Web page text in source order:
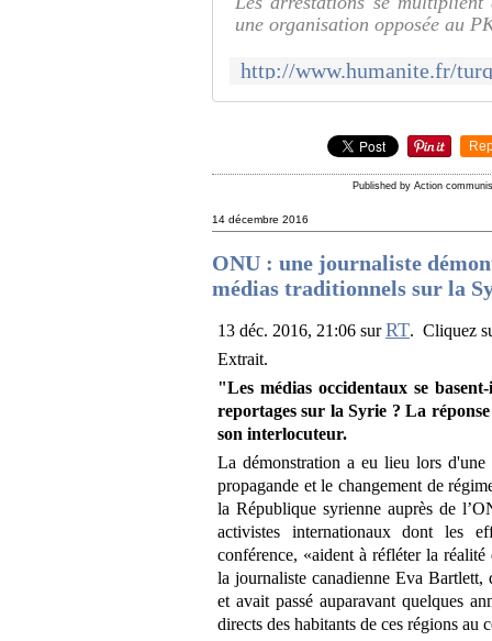
une organisation opposée au
Published by Action
14 décembre 2016
ONU : une journaliste
médias traditionnels sur la
13 déc. 2016, 21:06 surRT. Cliquez
Extrait.
"Les médias occidentaux se
reportages sur la Syrie ? La
son interlocuteur.
La démonstration a eu lieu lors
propagande et le changement de
la République syrienne auprès de
activistes internationaux dont les
conférence, «aident à réfléter la
la journaliste canadienne Eva
et avait passé auparavant quelques
directs des habitants de ces régions au